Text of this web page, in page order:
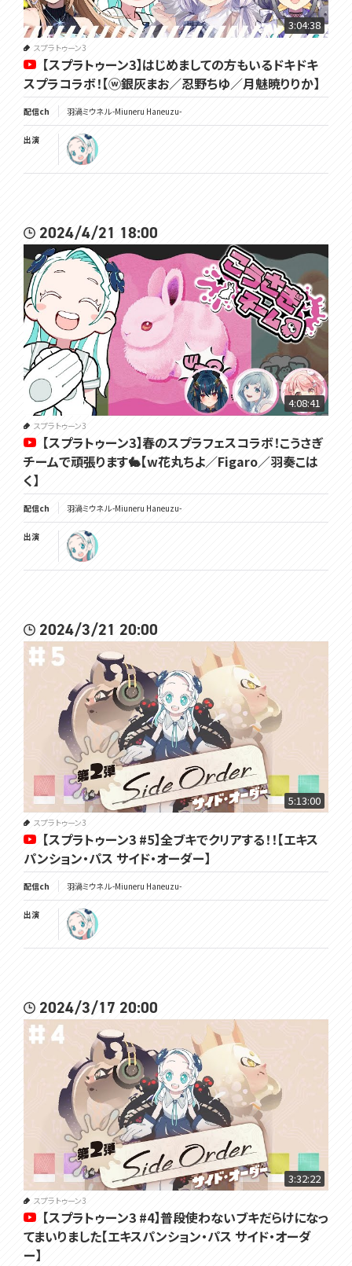
3:04:38
スプラトゥーン3
【スプラトゥーン3】はじめましての方もいるドキドキ
スプラコラボ！【ⓦ銀灰まお／忍野ちゆ／月魅暁りりか】
配信ch 羽渦ミウネル -Miuneru Haneuzu-
出演
2024/4/21 18:00
4:08:41
スプラトゥーン3
【スプラトゥーン3】春のスプラフェスコラボ！こうさぎ
チームで頑張ります🐇【w花丸ちよ／Figaro／羽奏こは
く】
配信ch 羽渦ミウネル -Miuneru Haneuzu-
出演
2024/3/21 20:00
5:13:00
スプラトゥーン3
【スプラトゥーン3 #5】全ブキでクリアする！！【エキス
パンション・パス サイド・オーダー】
配信ch 羽渦ミウネル -Miuneru Haneuzu-
出演
2024/3/17 20:00
3:32:22
スプラトゥーン3
【スプラトゥーン3 #4】普段使わないブキだらけになっ
てまいりました【エキスパンション・パス サイド・オーダ
ー】